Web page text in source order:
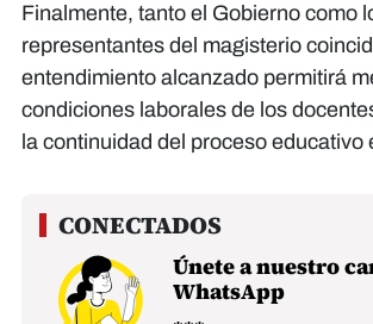
Finalmente, tanto el Gobierno como
representantes del magisterio
entendimiento alcanzado permitirá
condiciones laborales de los
la continuidad del proceso educativo
Únete a nuestro
WhatsApp